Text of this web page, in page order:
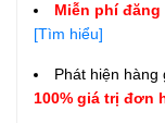
Miễn phí đăng
[Tìm hiểu]
Phát hiện hàng
100% giá trị đơn